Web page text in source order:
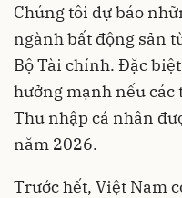
Chúng tôi dự báo
ngành bất động sản
Bộ Tài chính. Đặc
hưởng mạnh nếu
Thu nhập cá nhân
năm 2026.
Trước hết, Việt Nam